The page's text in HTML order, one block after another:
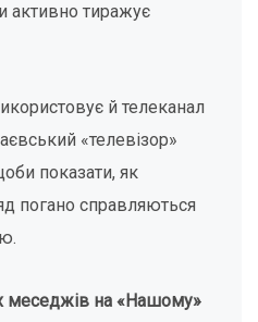
активно тиражує
й телеканал
«телевізор»
показати, як
погано справляються
меседжів на «Нашому»